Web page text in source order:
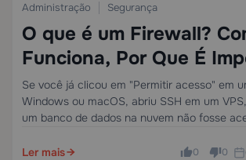
Administração Segurança
O que é um Firewall?
Funciona, Por Que É
Qual Tipo Se Adequa à
Configuração
Se você já clicou em "Permitir acesso" em
Windows ou macOS, abriu SSH em um
um banco de dados na nuvem não fosse
maioria…
Ler mais 0 0